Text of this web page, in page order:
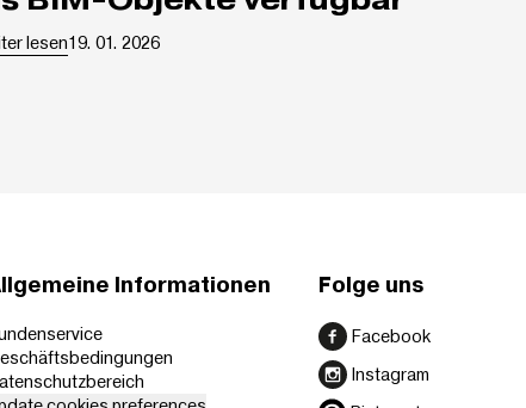
lesen19. 01. 2026
Informationen Folge uns
Facebook
Instagram